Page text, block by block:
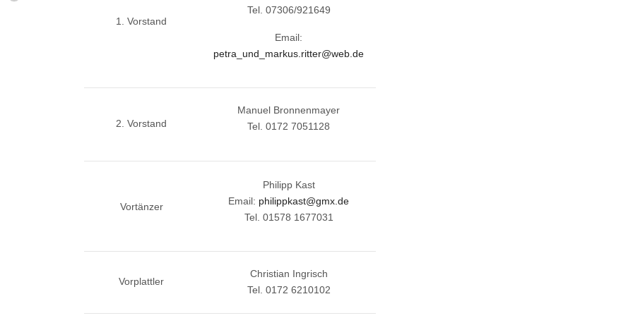
1. Vorstand
Tel. 07306/921649
Email:
petra_und_markus.ritter@web.de
2. Vorstand
Manuel Bronnenmayer
Tel. 0172 7051128
Vortänzer
Philipp Kast
Email: philippkast@gmx.de
Tel. 01578 1677031
Vorplattler
Christian Ingrisch
Tel. 0172 6210102